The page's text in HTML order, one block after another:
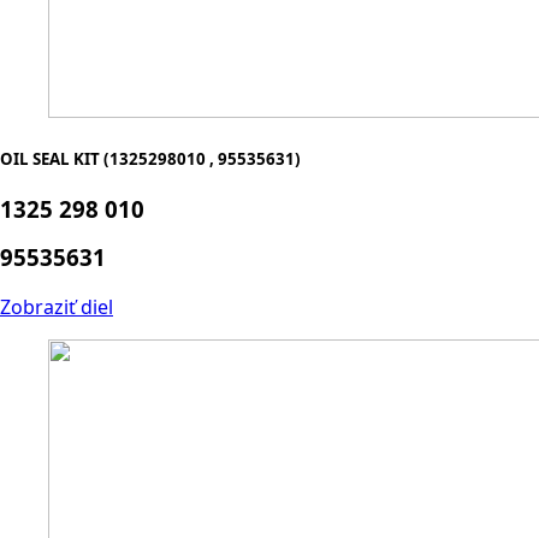
OIL SEAL KIT (1325298010 , 95535631)
1325 298 010
95535631
Zobraziť diel